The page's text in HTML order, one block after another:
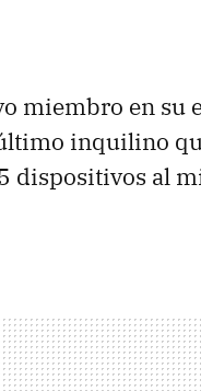
miembro en su
inquilino
dispositivos al